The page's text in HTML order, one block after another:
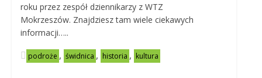
roku przez zespół dziennikarzy z WTZ
Mokrzeszów. Znajdziesz tam wiele ciekawych
informacji…..
podroże , świdnica , historia , kultura